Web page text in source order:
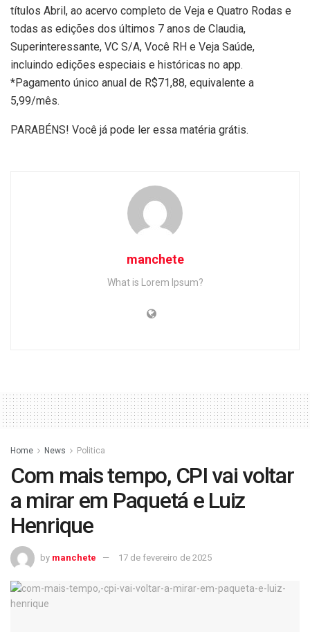
títulos Abril, ao acervo completo de Veja e Quatro Rodas e
todas as edições dos últimos 7 anos de Claudia,
Superinteressante, VC S/A, Você RH e Veja Saúde,
incluindo edições especiais e históricas no app.
*Pagamento único anual de R$71,88, equivalente a
5,99/mês.
PARABÉNS! Você já pode ler essa matéria grátis.
manchete
What is Lorem Ipsum?
Home News Politica
Com mais tempo, CPI vai voltar
a mirar em Paquetá e Luiz
Henrique
by manchete 17 de fevereiro de 2025